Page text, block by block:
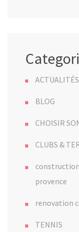
ACTUALITÉS
BLOG
CHOISIR
CLUBS &
provence
renovation
TENNIS